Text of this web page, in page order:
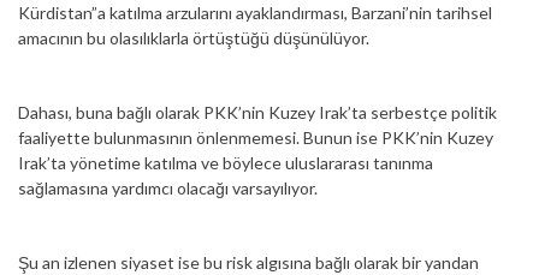
Kürdistan”a katılma arzularını ayaklandırması, Barzani’nin tarihsel
amacının bu olasılıklarla örtüştüğü düşünülüyor.
Dahası, buna bağlı olarak PKK’nin Kuzey Irak’ta serbestçe politik
faaliyette bulunmasının önlenmemesi. Bunun ise PKK’nin Kuzey
Irak’ta yönetime katılma ve böylece uluslararası tanınma
sağlamasına yardımcı olacağı varsayılıyor.
Şu an izlenen siyaset ise bu risk algısına bağlı olarak bir yandan